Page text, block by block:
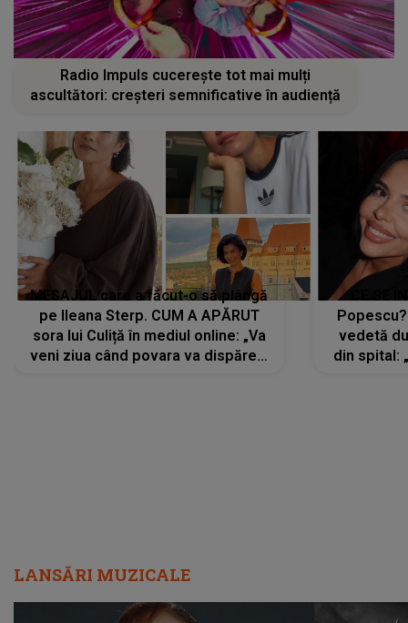
Radio Impuls cucerește tot mai mulți
ascultători: creșteri semnificative în audiență
MESAJUL care a făcut-o să plângă
pe Ileana Sterp. CUM A APĂRUT
sora lui Culiță în mediul online: „Va
veni ziua când povara va dispărea,
vedetă
din spital:
LANSĂRI MUZICALE